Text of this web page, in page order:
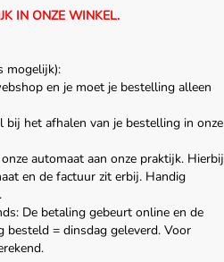
IN ONZE WINKEL.
mogelijk):
en je moet je bestelling alleen
bij het afhalen van je bestelling in onze
automaat aan onze praktijk. Hierbij
en de factuur zit erbij. Handig
De betaling gebeurt online en de
= dinsdag geleverd. Voor